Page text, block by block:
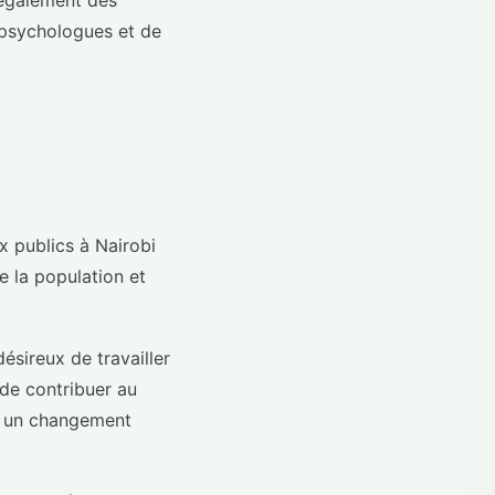
et de
publics à Nairobi
la population et
de travailler
contribuer au
changement